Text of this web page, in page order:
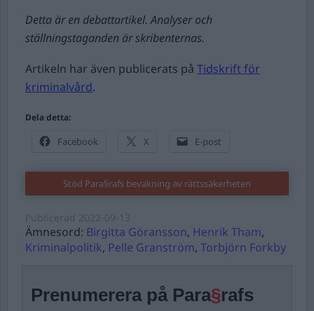
Detta är en debattartikel. Analyser och
ställningstaganden är skribenternas.
Artikeln har även publicerats på Tidskrift för
kriminalvård.
Dela detta:
Facebook X E-post
Stöd Para§rafs bevakning av rättssäkerheten
Ämnesord: Birgitta Göransson, Henrik Tham,
Kriminalpolitik, Pelle Granström, Torbjörn Forkby
Prenumerera på Para§rafs